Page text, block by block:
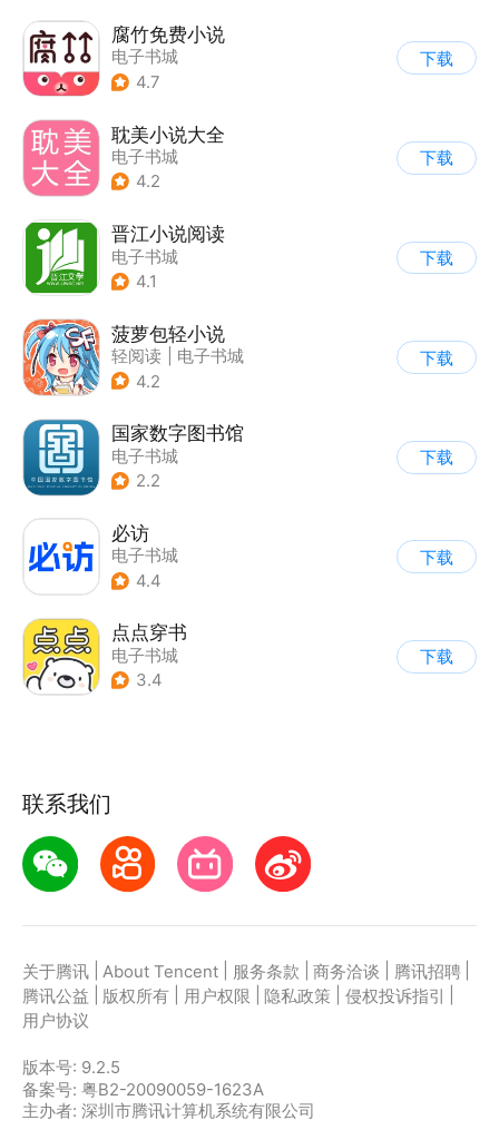
腐竹免费小说
电子书城
4.7
下载
耽美小说大全
电子书城
4.2
下载
晋江小说阅读
电子书城
4.1
下载
菠萝包轻小说
轻阅读
电子书城
4.2
下载
国家数字图书馆
电子书城
2.2
下载
必访
电子书城
4.4
下载
点点穿书
电子书城
3.4
下载
联系我们
关于腾讯 About Tencent 服务条款 商务洽谈 腾讯招聘
腾讯公益
版权所有 用户权限 隐私政策 侵权投诉指引
用户协议
版本号: 9.2.5
备案号: 粤B2-20090059-1623A
主办者: 深圳市腾讯计算机系统有限公司